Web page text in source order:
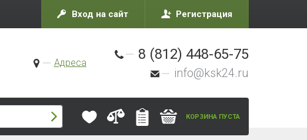
Вход на сайт Регистрация
Адреса
8 (812) 448-65-75
info@ksk24.ru
КОРЗИНА ПУСТА